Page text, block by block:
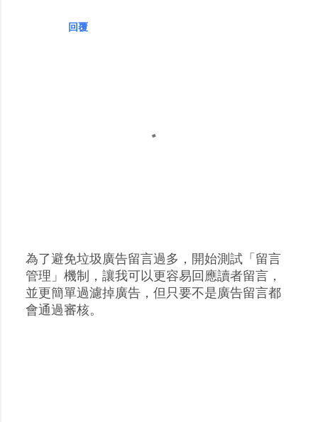
回覆
張
貼
留
為了避免垃圾廣告留言過多，開始測試「留言
管理」機制，讓我可以更容易回應讀者留言，
並更簡單過濾掉廣告，但只要不是廣告留言都
會通過審核。